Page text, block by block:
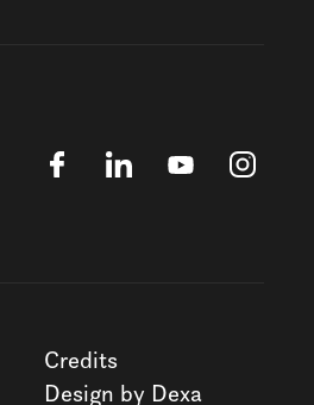
Credits
Design by Dexa